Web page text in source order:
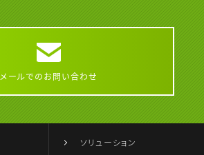
メールでのお問い合わせ
ソリューション